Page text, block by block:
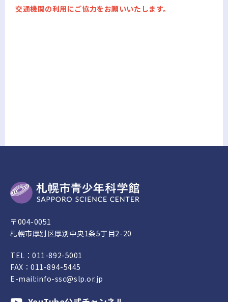
交通機関の利用にご協力をお願いいたします。
〒004-0051
札幌市厚別区厚別中央1条5丁目2-20
TEL：011-892-5001
FAX：011-894-5445
E-mail:info-ssc@slp.or.jp